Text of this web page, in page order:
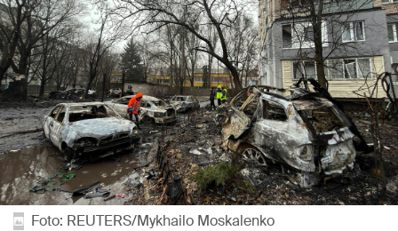
Foto: REUTERS/Mykhailo Moskalenko